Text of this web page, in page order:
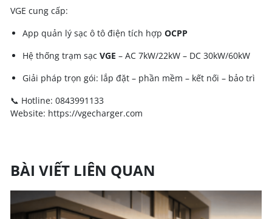
VGE cung cấp:
App quản lý sạc ô tô điện tích hợp OCPP
Hệ thống trạm sạc VGE – AC 7kW/22kW – DC 30kW/60kW
Giải pháp trọn gói: lắp đặt – phần mềm – kết nối – bảo trì
📞 Hotline: 0843991133
Website: https://vgecharger.com
BÀI VIẾT LIÊN QUAN